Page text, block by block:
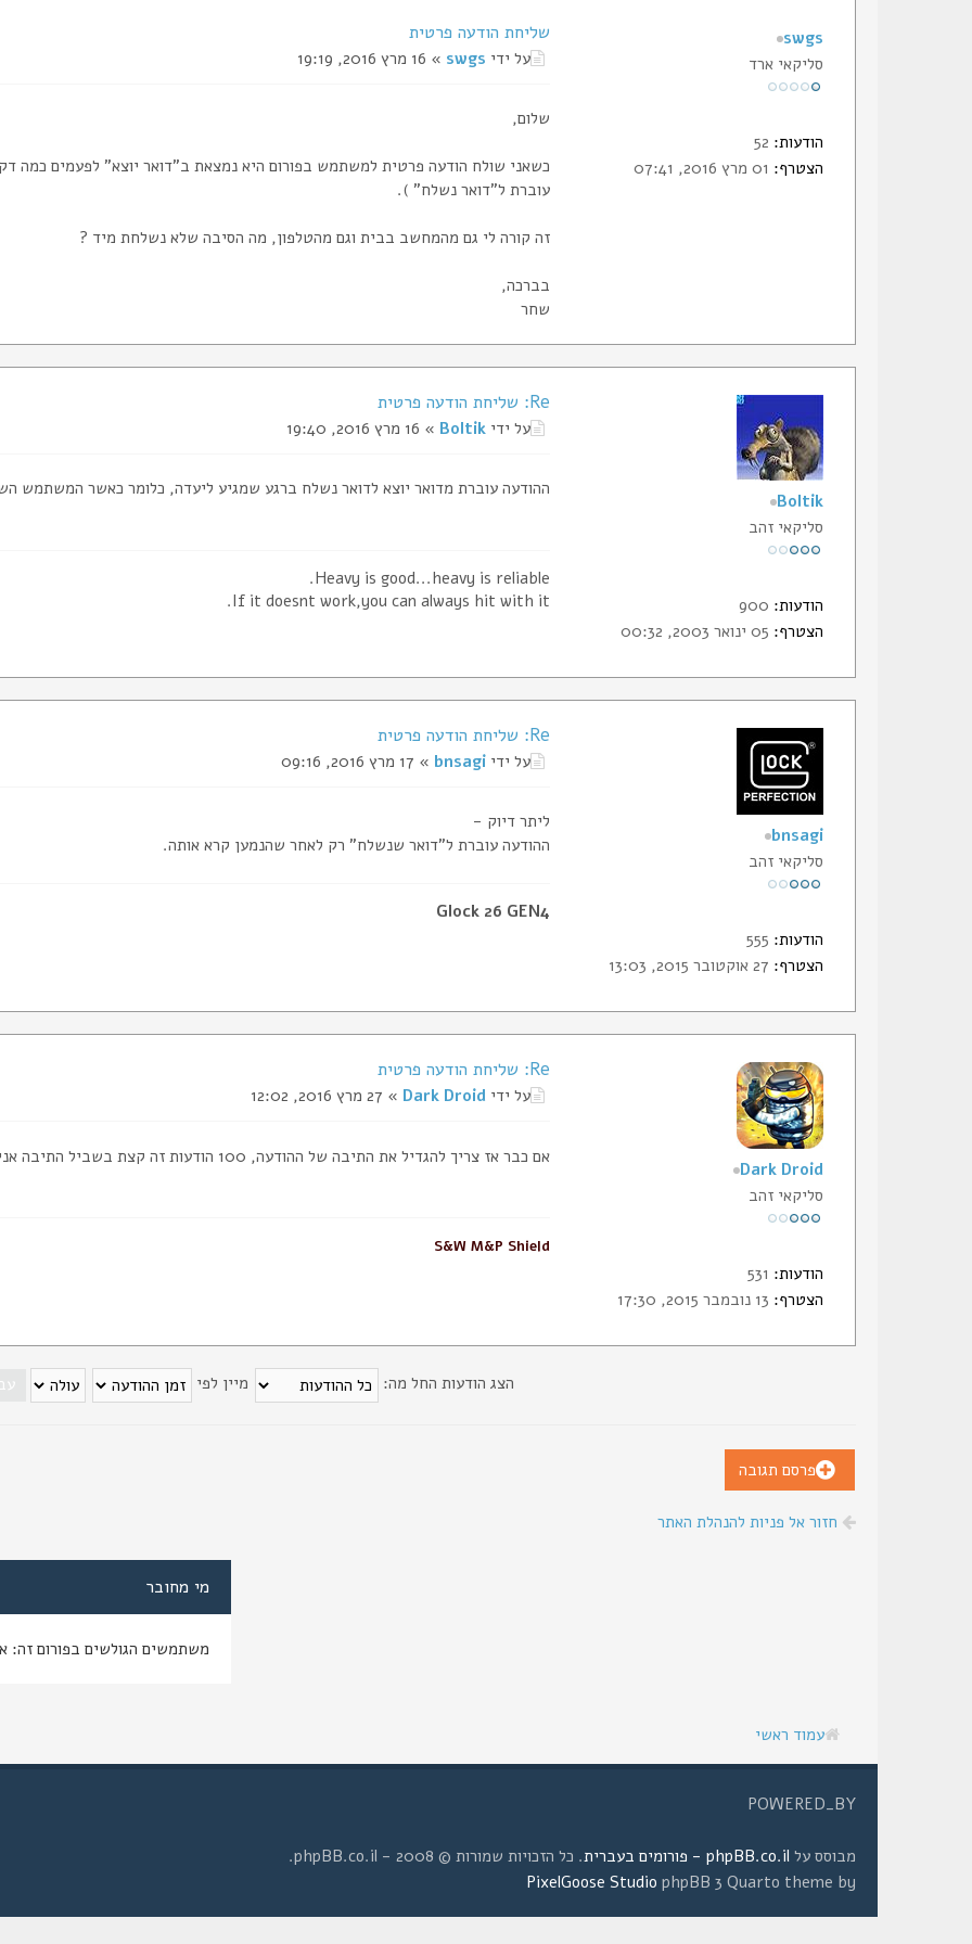
שליחת הודעה פרטית
על ידי swgs » 16 מרץ 2016, 19:19
שלום,
כשאני שולח הודעה פרטית למשתמש בפורום היא נמצאת ב"דואר יוצא" לפעמים כמה
עוברת ל"דואר נשלח" ).
זה קורה לי גם מהמחשב בבית וגם מהטלפון, מה הסיבה שלא נשלחת מיד ?
בברכה,
שחר
swgs
סליקאי ארד
הודעות:
הצטרף:
Re: שליחת הודעה פרטית
על ידיBoltik » 16 מרץ 2016, 19:40
ההודעה עוברת מדואר יוצא לדואר נשלח ברגע שמגיע ליעדה, כלומר כאשר המשתמש
Heavy is good...heavy is reliable.
If it doesnt work,you can always hit with it.
Boltik
סליקאי זהב
הודעות:
הצטרף:
Re: שליחת הודעה פרטית
על ידיbnsagi » 17 מרץ 2016, 09:16
ליתר דיוק -
ההודעה עוברת ל"דואר שנשלח" רק לאחר שהנמען קרא אותה.
Glock 26 GEN4
bnsagi
סליקאי זהב
הודעות:
הצטרף:
Re: שליחת הודעה פרטית
על ידי Dark Droid » 27 מרץ 2016, 12:02
אם כבר אז צריך להגדיל את התיבה של ההודעה, 100 הודעות זה קצת בשביל התיבה אני מוחק פעם בשבוע
S&W M&P Shield
Dark Droid
סליקאי זהב
הודעות:
הצטרף:
הצג הודעות החל מה: מיין לפי
פרסם תגובה
חזור אל פניות להנהלת האתר
מי מחובר
משתמשים הגולשים בפורום זה:
עמוד ראשי
POWERED_BY
מבוסס על phpBB.co.il - פורומים בעברית
. כל הזכויות שמורות © 2008 - phpBB.co.il.
phpBB 3 Quarto theme by
PixelGoose Studio